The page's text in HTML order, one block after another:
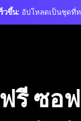
วขึ้น: อัปโหลดเป็นชุดที่ท
รี ซอ